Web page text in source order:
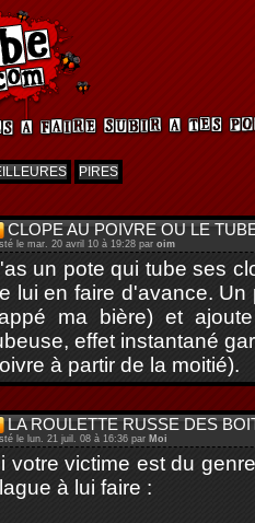
PIRES
CLOPE AU POIVRE OU LE
le mar. 20 avril 10 à 19:28 par oim
un pote qui tube ses
lui en faire d'avance.
ma bière) et
effet instantané
à partir de la moitié).
LA ROULETTE RUSSE DES
le lun. 21 juil. 08 à 16:36 par Moi
votre victime est du
à lui faire :